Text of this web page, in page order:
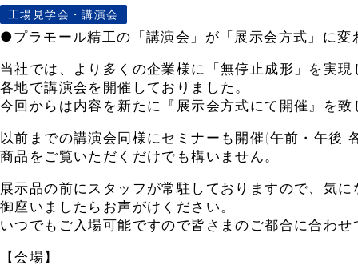
工場見学会・講演会
●プラモール精工の「講演会」が「展示会方式」に変
当社では、より多くの企業様に「無停止成形」を実
各地で講演会を開催しておりました。
今回からは内容を新たに『展示会方式にて開催』を致
以前までの講演会同様にセミナーも開催(午前・午後
商品をご覧いただくだけでも構いません。
展示品の前にスタッフが常駐しておりますので、気に
御座いましたらお声がけください。
いつでもご入場可能ですので皆さまのご都合に合わ
【会場】